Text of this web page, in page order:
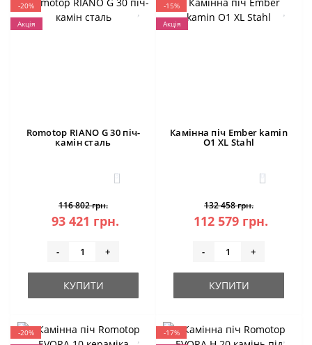
-20%
Акція
Romotop RIANO G 30 піч-
камін сталь
3
116 802 грн.
93 421 грн.
- +
КУПИТИ
-15%
Акція
Камінна піч Ember kamin
O1 XL Stahl
0
132 458 грн.
112 579 грн.
- +
КУПИТИ
-20%
-17%